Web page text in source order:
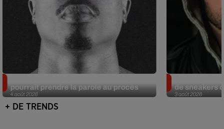
4 août 2026
pourrait prendre la parole au procès
3 août 2026
de sneakers
+ DE TRENDS